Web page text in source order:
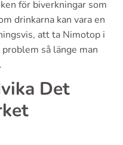
för biverkningar som
drinkarna kan vara en
att ta Nimotop i
så länge man
Det